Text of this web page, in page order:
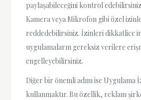
paylaşabileceğini kontrol
Kamera veya Mikrofon gibi özel
reddedebilirsiniz. İzinleri dikkatlice
uygulamaların gereksiz verilere
engelleyebilirsiniz.
Diğer bir önemli adım ise Uygulama
kullanmaktır. Bu özellik, reklam